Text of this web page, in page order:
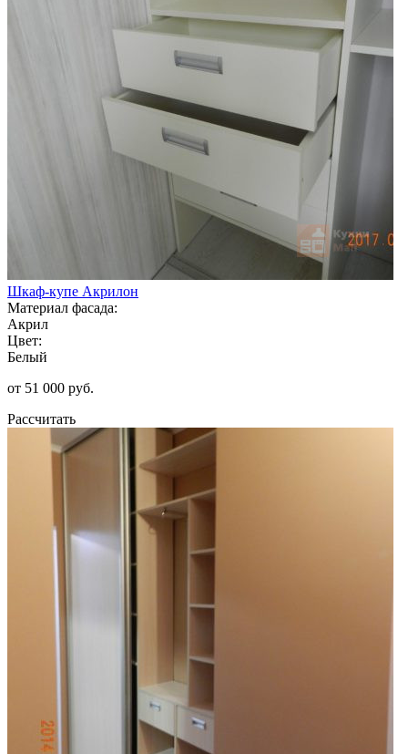
Шкаф-купе Акрилон
Материал фасада:
Акрил
Цвет:
Белый
от 51 000 руб.
Рассчитать